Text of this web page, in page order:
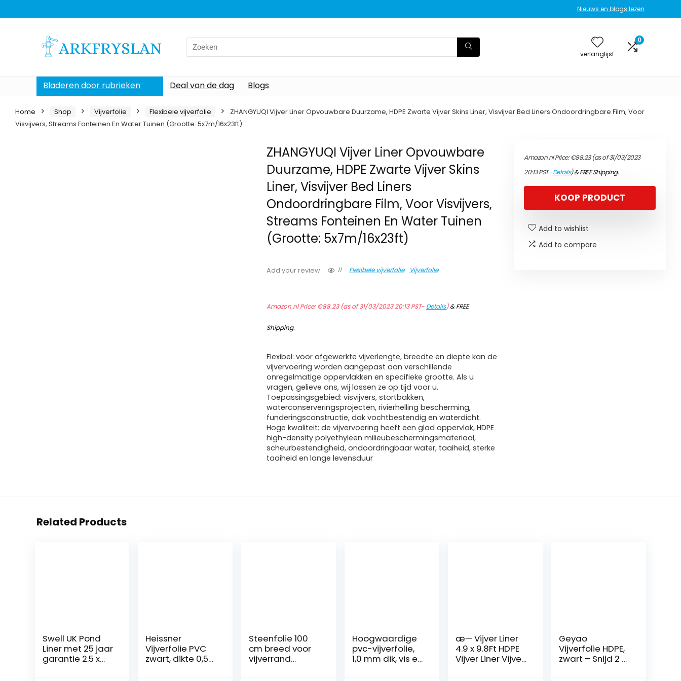
Nieuws en blogs lezen
Search
for:
verlanglijst
0
Bladeren door rubrieken Deal van de dag Blogs
Home Shop Vijverfolie Flexibele vijverfolie
ZHANGYUQI Vijver Liner Opvouwbare Duurzame, HDPE Zwarte Vijver Skins Liner, Visvijver Bed Liners Ondoordringbare Film, Voor
Visvijvers, Streams Fonteinen En Water Tuinen (Grootte: 5x7m/16x23ft)
ZHANGYUQI Vijver Liner Opvouwbare
Duurzame, HDPE Zwarte Vijver Skins
Liner, Visvijver Bed Liners
Ondoordringbare Film, Voor Visvijvers,
Streams Fonteinen En Water Tuinen
(Grootte: 5x7m/16x23ft)
Add your review 11 Flexibele vijverfolie Vijverfolie
Amazon.nl Price:€88.23(as of 31/03/2023 20:13 PST- Details)&FREE
Shipping.
Flexibel: voor afgewerkte vijverlengte, breedte en diepte kan de
vijvervoering worden aangepast aan verschillende
onregelmatige oppervlakken en specifieke grootte. Als u
vragen, gelieve ons, wij lossen ze op tijd voor u.
Toepassingsgebied: visvijvers, stortbakken,
waterconserveringsprojecten, rivierhelling bescherming,
funderingsconstructie, dak vochtbestendig en waterdicht.
Hoge kwaliteit: de vijvervoering heeft een glad oppervlak, HDPE
high-density polyethyleen milieubeschermingsmateriaal,
scheurbestendigheid, ondoordringbaar water, taaiheid, sterke
taaiheid en lange levensduur
Amazon.nl Price:€88.23(as of 31/03/2023
20:13 PST-Details)&FREE Shipping.
KOOP PRODUCT
Add to wishlist
Add to compare
Related Products
Swell UK Pond
Liner met 25 jaar
garantie 2.5 x
Heissner
Vijverfolie PVC
zwart, dikte 0,5
Steenfolie 100
cm breed voor
vijverrand
Hoogwaardige
pvc-vijverfolie,
1,0 mm dik, vis en
æ— Vijver Liner
4.9 x 9.8Ft HDPE
Vijver Liner Vijver
Geyao
Vijverfolie HDPE,
zwart – Snijd 2 x